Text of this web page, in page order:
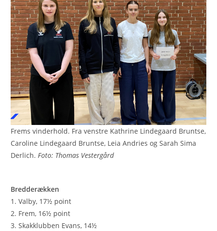
Frems vinderhold. Fra venstre Kathrine Lindegaard Bruntse,
Caroline Lindegaard Bruntse, Leia Andries og Sarah Sima
Derlich.Foto: Thomas Vestergård
Bredderækken
1. Valby, 17½ point
2. Frem, 16½ point
3. Skakklubben Evans, 14½